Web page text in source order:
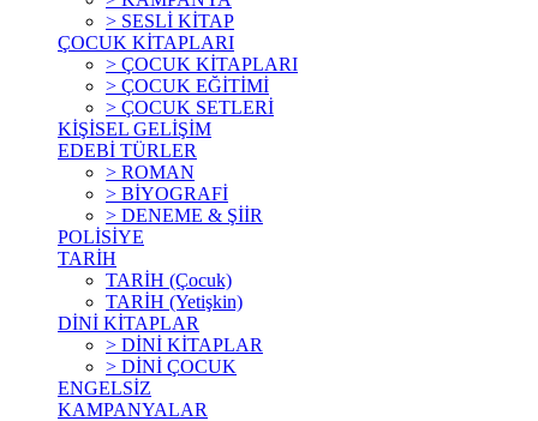
> SESLİ KİTAP
ÇOCUK KİTAPLARI
> ÇOCUK KİTAPLARI
> ÇOCUK EĞİTİMİ
> ÇOCUK SETLERİ
KİŞİSEL GELİŞİM
EDEBİ TÜRLER
> ROMAN
> BİYOGRAFİ
> DENEME & ŞİİR
POLİSİYE
TARİH
TARİH (Çocuk)
TARİH (Yetişkin)
DİNİ KİTAPLAR
> DİNİ KİTAPLAR
> DİNİ ÇOCUK
ENGELSİZ
KAMPANYALAR